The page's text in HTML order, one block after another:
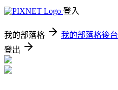
登入
我的部落格 我的部落格後台
登出